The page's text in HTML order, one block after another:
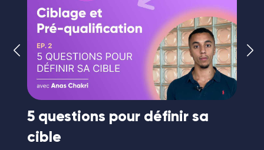
5 questions pour définir sa
cible